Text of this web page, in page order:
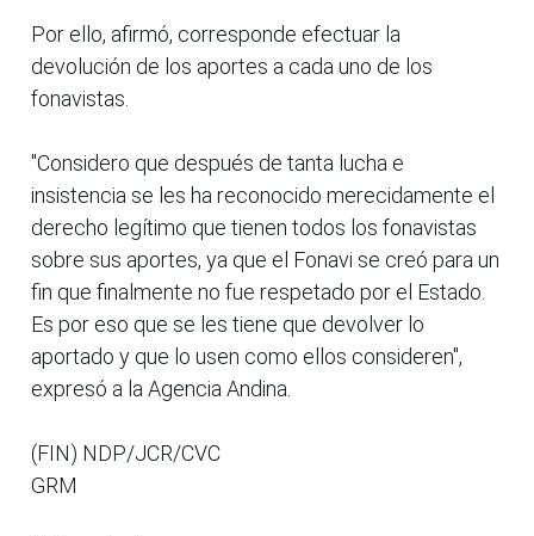
Por ello, afirmó, corresponde efectuar la
devolución de los aportes a cada uno de los
fonavistas.
"Considero que después de tanta lucha e
insistencia se les ha reconocido merecidamente el
derecho legítimo que tienen todos los fonavistas
sobre sus aportes, ya que el Fonavi se creó para un
fin que finalmente no fue respetado por el Estado.
Es por eso que se les tiene que devolver lo
aportado y que lo usen como ellos consideren",
expresó a la Agencia Andina.
(FIN) NDP/JCR/CVC
GRM